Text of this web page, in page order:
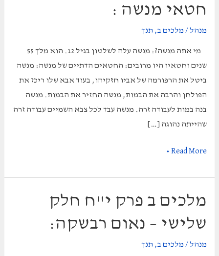
חטאי מנשה :
מנהל/ מלכים ב, תנך
מי אתה מנשה?: מנשה עלה לשלטון בגיל 12. הוא מלך 55
שנים וחטאיו היו מרובים: החטאים הדתיים של מנשה: מנשה
ביטל את הרפורמה של אביו חזקיהו, בעוד אבא שלו ריכז את
הפולחן והרבה את הבמות, מנשה החזיר את הבמות. מנשה
בנה במות לעבודה זרה. מנשה עבד לכל צבא השמיים עבודה זרה
שהייתה נהוגה […]
מלכים
פרק
כ"א
מהם
Read More »
מלכים ב פרק י"ח חלק
שלישי – נאום רבשקה:
מנהל/ מלכים ב, תנך